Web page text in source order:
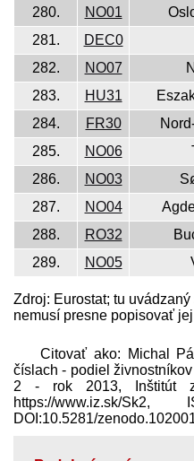
280.
NO01
281.
DEC0
282.
NO07
283.
HU31
284.
FR30
285.
NO06
286.
NO03
287.
NO04
288.
RO32
289.
NO05
Zdroj: Eurostat; tu
nemusí presne popisovať
Citovať ako: Michal
číslach - podiel
2 - rok 2013, Inštitút
https://www.iz.sk/​Sk2,
DOI:10.5281/